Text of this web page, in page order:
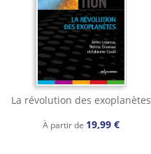
La révolution des exoplanètes
À partir de 19,99 €